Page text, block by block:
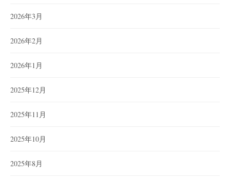
2026年3月
2026年2月
2026年1月
2025年12月
2025年11月
2025年10月
2025年8月